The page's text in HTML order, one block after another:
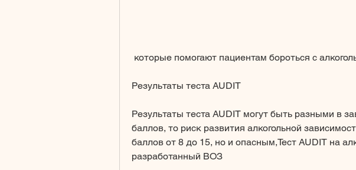
которые помогают пациентам бороться с
Результаты теста AUDIT
Результаты теста AUDIT могут быть разными в
баллов, то риск развития алкогольной
баллов от 8 до 15, но и опасным,Тест AUDIT на
разработанный ВОЗ